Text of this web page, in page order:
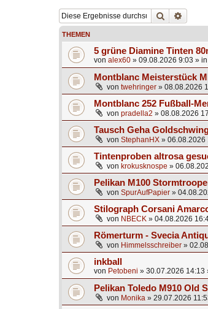
Suche
THEMEN
5 grüne Diamine Tinten
von alex60 » 09.08.2026 9:03 » in
Montblanc Meisterstück
von twehringer » 08.08.2026
Montblanc 252 Fußball-
von pradella2 » 08.08.2026
Tausch Geha
von StephanHX » 06.08.2026
Tintenproben altrosa
von krokusknospe »
Pelikan M100
von SpurAufPapier »
Stilograph Corsani
von NBECK » 04.08.2026
Römerturm - Svecia
von Himmelsschreiber »
inkball
von Petobeni » 30.07.2026 14:13
Pelikan Toledo M910 Old
von Monika » 29.07.2026